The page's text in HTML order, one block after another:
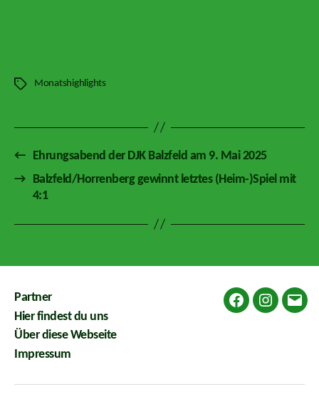
Schlagwörter
Monatshighlights
←
Ehrungsabend der DJK Balzfeld am 9. Mai 2025
→
Balzfeld/Horrenberg gewinnt letztes (Heim-)Spiel mit
4:1
Partner
Hier findest du uns
Über diese Webseite
Impressum
FacebookInstagram
E-